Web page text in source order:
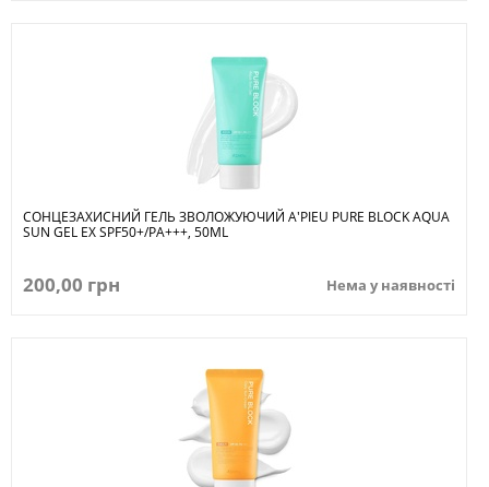
СОНЦЕЗАХИСНИЙ ГЕЛЬ ЗВОЛОЖУЮЧИЙ A'PIEU PURE BLOCK AQUA
SUN GEL EX SPF50+/PA+++, 50ML
200,00 грн Нема у наявності